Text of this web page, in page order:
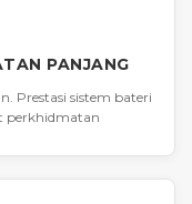
PANJANG
Prestasi sistem bateri
perkhidmatan